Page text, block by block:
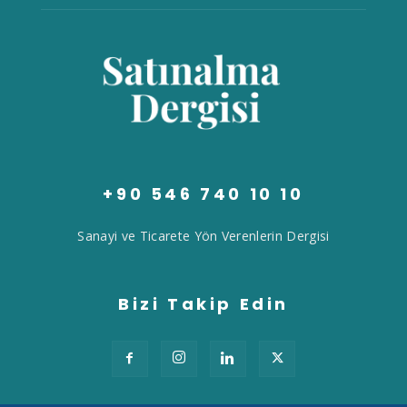
+90 546 740 10 10
Sanayi ve Ticarete Yön Verenlerin Dergisi
Bizi Takip Edin